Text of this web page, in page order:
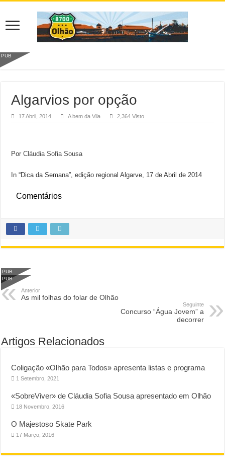
PUB
Algarvios por opção
17 Abril, 2014 A bem da Vila 2,364 Visto
PorCláudia Sofia Sousa
In “Dica da Semana”, edição regional Algarve, 17 de Abril de 2014
Comentários
PUB
PUB
Anterior
As mil folhas do folar de Olhão
Seguinte
Concurso “Água Jovem” a
decorrer
Artigos Relacionados
Coligação «Olhão para Todos» apresenta listas e programa
1 Setembro, 2021
«SobreViver» de Cláudia Sofia Sousa apresentado em Olhão
18 Novembro, 2016
O Majestoso Skate Park
17 Março, 2016